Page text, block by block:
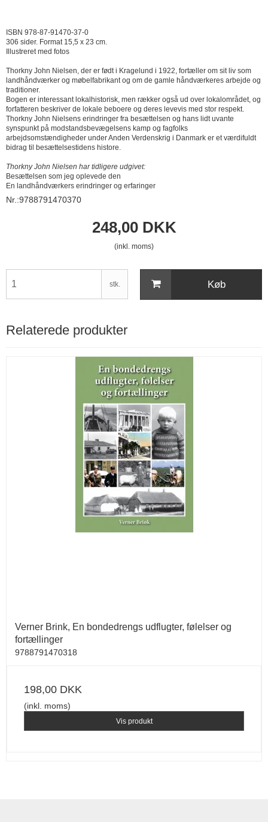
ISBN 978-87-91470-37-0
306 sider. Format 15,5 x 23 cm.
Illustreret med fotos
Thorkny John Nielsen, der er født i Kragelund i 1922, fortæller om sit liv som
landhåndværker og møbelfabrikant og om de gamle håndværkeres arbejde og
traditioner.
Bogen er interessant lokalhistorisk, men rækker også ud over lokalområdet, og
forfatteren beskriver de lokale beboere og deres levevis med stor respekt.
Thorkny John Nielsens erindringer fra besættelsen og hans lidt uvante
synspunkt på modstandsbevægelsens kamp og fagfolks
arbejdsomstændigheder under Anden Verdenskrig i Danmark er et værdifuldt
bidrag til besættelsestidens histore.
Thorkny John Nielsen har tidligere udgivet:
Besættelsen som jeg oplevede den
En landhåndværkers erindringer og erfaringer
Nr.:9788791470370
248,00 DKK
(inkl. moms)
stk. Køb
Relaterede produkter
Verner Brink, En bondedrengs udflugter, følelser og
fortællinger
9788791470318
198,00 DKK
(inkl. moms)
Vis produkt